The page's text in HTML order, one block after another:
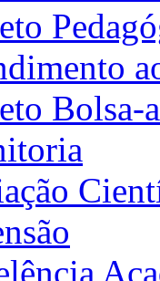
Bolsa-